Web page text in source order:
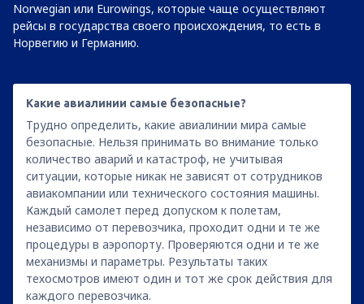
Norwegian или Eurowings, которые чаще осуществляют
рейсы в государства своего происхождения, то есть в
Норвегию и Германию.
Какие авиалинии самые безопасные?
Трудно определить, какие авиалинии мира самые
безопасные. Нельзя принимать во внимание только
количество аварий и катастроф, не учитывая
ситуации, которые никак не зависят от сотрудников
авиакомпании или технического состояния машины.
Каждый самолет перед допуском к полетам,
независимо от перевозчика, проходит одни и те же
процедуры в аэропорту. Проверяются одни и те же
механизмы и параметры. Результаты таких
техосмотров имеют один и тот же срок действия для
каждого перевозчика.